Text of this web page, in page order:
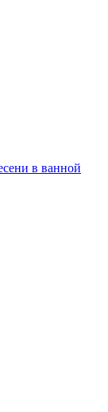
в ванной